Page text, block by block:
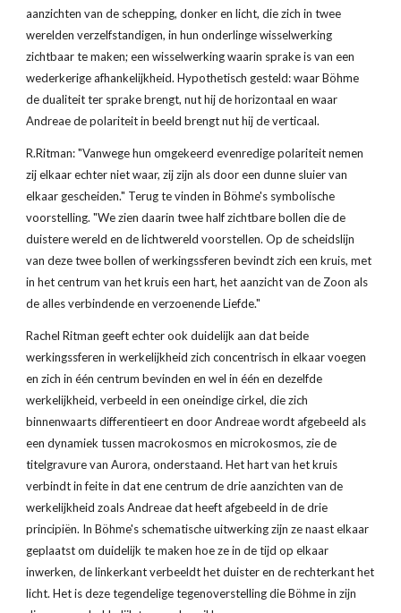
aanzichten van de schepping, donker en licht, die zich in twee
werelden verzelfstandigen, in hun onderlinge wisselwerking
zichtbaar te maken; een wisselwerking waarin sprake is van een
wederkerige afhankelijkheid. Hypothetisch gesteld: waar Böhme
de dualiteit ter sprake brengt, nut hij de horizontaal en waar
Andreae de polariteit in beeld brengt nut hij de verticaal.
R.Ritman: "Vanwege hun omgekeerd evenredige polariteit nemen
zij elkaar echter niet waar, zij zijn als door een dunne sluier van
elkaar gescheiden." Terug te vinden in Böhme's symbolische
voorstelling. "We zien daarin twee half zichtbare bollen die de
duistere wereld en de lichtwereld voorstellen. Op de scheidslijn
van deze twee bollen of werkingssferen bevindt zich een kruis, met
in het centrum van het kruis een hart, het aanzicht van de Zoon als
de alles verbindende en verzoenende Liefde."
Rachel Ritman geeft echter ook duidelijk aan dat beide
werkingssferen in werkelijkheid zich concentrisch in elkaar voegen
en zich in één centrum bevinden en wel in één en dezelfde
werkelijkheid, verbeeld in een oneindige cirkel, die zich
binnenwaarts differentieert en door Andreae wordt afgebeeld als
een dynamiek tussen macrokosmos en microkosmos, zie de
titelgravure van Aurora, onderstaand. Het hart van het kruis
verbindt in feite in dat ene centrum de drie aanzichten van de
werkelijkheid zoals Andreae dat heeft afgebeeld in de drie
principiën. In Böhme's schematische uitwerking zijn ze naast elkaar
geplaatst om duidelijk te maken hoe ze in de tijd op elkaar
inwerken, de linkerkant verbeeldt het duister en de rechterkant het
licht. Het is deze tegendelige tegenoverstelling die Böhme in zijn